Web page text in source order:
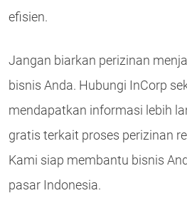
efisien.
Jangan biarkan perizinan
bisnis Anda. Hubungi InCorp
mendapatkan informasi lebih
gratis terkait proses perizinan
Kami siap membantu bisnis
pasar Indonesia.